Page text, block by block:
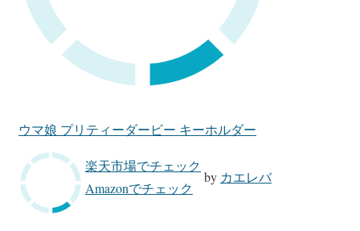
ウマ娘 プリティーダービー キーホルダー
楽天市場でチェック
Amazonでチェック
by カエレバ